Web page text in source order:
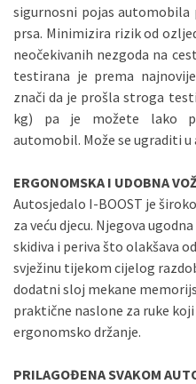
sigurnosni pojas automobila
prsa. Minimizira rizik od
neočekivanih nezgoda na
testirana je prema
znači da je prošla stroga
kg) pa je možete lako
automobil. Može se ugraditi u
ERGONOMSKA I UDOBNA
Autosjedalo I-BOOST je
za veću djecu. Njegova
skidiva i periva što olakšava
svježinu tijekom cijelog
dodatni sloj mekane
praktične naslone za ruke
ergonomsko držanje.
PRILAGOĐENA SVAKOM